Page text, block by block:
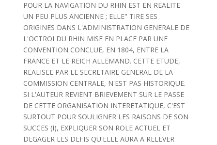
POUR LA NAVIGATION DU RHIN EST EN REALITE
UN PEU PLUS ANCIENNE ; ELLE" TIRE SES
ORIGINES DANS L'ADMINISTRATION GENERALE DE
L'OCTROI DU RHIN MISE EN PLACE PAR UNE
CONVENTION CONCLUE, EN 1804, ENTRE LA
FRANCE ET LE REICH ALLEMAND. CETTE ETUDE,
REALISEE PAR LE SECRETAIRE GENERAL DE LA
COMMISSION CENTRALE, N'EST PAS HISTORIQUE.
SI L'AUTEUR REVIENT BRIEVEMENT SUR LE PASSE
DE CETTE ORGANISATION INTERETATIQUE, C'EST
SURTOUT POUR SOULIGNER LES RAISONS DE SON
SUCCES (I), EXPLIQUER SON ROLE ACTUEL ET
DEGAGER LES DEFIS QU'ELLE AURA A RELEVER